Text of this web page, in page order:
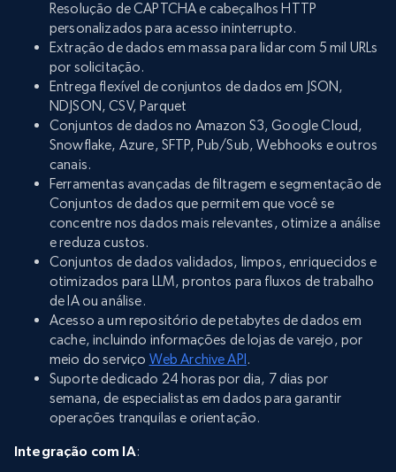
Resolução de CAPTCHA e cabeçalhos HTTP
personalizados para acesso ininterrupto.
Extração de dados em massa para lidar com 5 mil URLs
por solicitação.
Entrega flexível de conjuntos de dados em JSON,
NDJSON, CSV, Parquet
Conjuntos de dados no Amazon S3, Google Cloud,
Snowflake, Azure, SFTP, Pub/Sub, Webhooks e outros
canais.
Ferramentas avançadas de filtragem e segmentação de
Conjuntos de dados que permitem que você se
concentre nos dados mais relevantes, otimize a análise
e reduza custos.
Conjuntos de dados validados, limpos, enriquecidos e
otimizados para LLM, prontos para fluxos de trabalho
de IA ou análise.
Acesso a um repositório de petabytes de dados em
cache, incluindo informações de lojas de varejo, por
meio do serviço Web Archive API.
Suporte dedicado 24 horas por dia, 7 dias por
semana, de especialistas em dados para garantir
operações tranquilas e orientação.
Integração com IA: